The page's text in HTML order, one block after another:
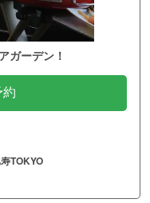
ガーデン！
約
TOKYO